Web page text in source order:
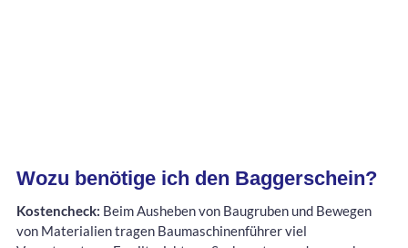
Wozu benötige ich den Baggerschein?
Kostencheck: Beim Ausheben von Baugruben und Bewegen
von Materialien tragen Baumaschinenführer viel